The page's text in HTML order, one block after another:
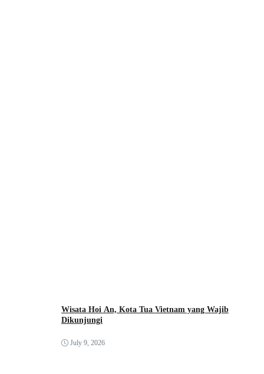
Wisata Hoi An, Kota Tua Vietnam yang Wajib
Dikunjungi
July 9, 2026